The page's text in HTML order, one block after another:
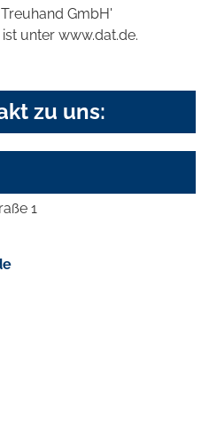
GmbH'
unter www.dat.de.
zu uns:
1